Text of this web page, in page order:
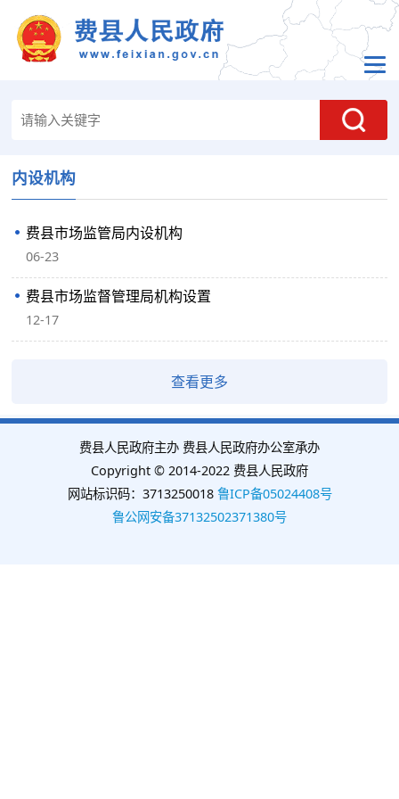
内设机构
费县市场监管局内设机构
06-23
费县市场监督管理局机构设置
12-17
查看更多
费县人民政府主办 费县人民政府办公室承办
Copyright © 2014-2022 费县人民政府
网站标识码：3713250018 鲁ICP备05024408号
鲁公网安备37132502371380号